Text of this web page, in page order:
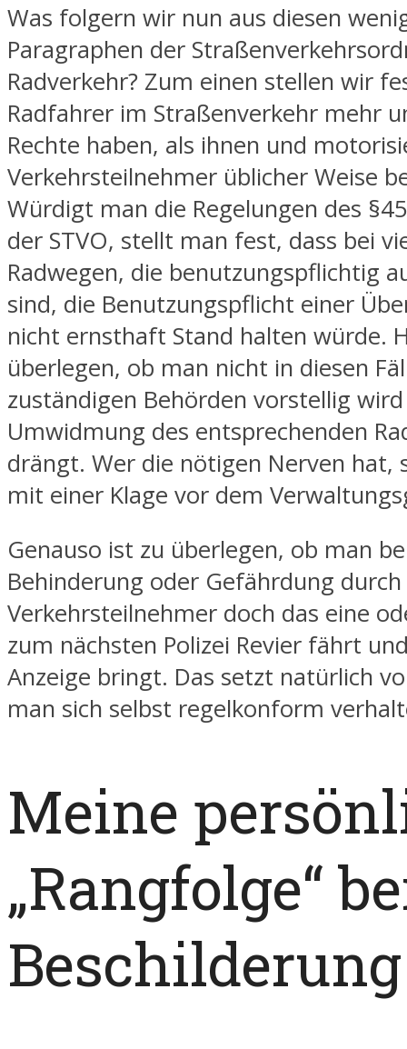
Was folgern wir nun aus diesen
Paragraphen der
Radverkehr? Zum einen stellen wir
Radfahrer im Straßenverkehr mehr
Rechte haben, als ihnen und
Verkehrsteilnehmer üblicher Weise
Würdigt man die Regelungen des
der STVO, stellt man fest, dass bei
Radwegen, die benutzungspflichtig
sind, die Benutzungspflicht einer
nicht ernsthaft Stand halten würde.
überlegen, ob man nicht in diesen
zuständigen Behörden vorstellig
Umwidmung des entsprechenden
drängt. Wer die nötigen Nerven hat,
mit einer Klage vor dem
Genauso ist zu überlegen, ob man
Behinderung oder Gefährdung
Verkehrsteilnehmer doch das eine
zum nächsten Polizei Revier fährt
Anzeige bringt. Das setzt natürlich
man sich selbst regelkonform
Meine
„Rangfolge“
Beschilderung